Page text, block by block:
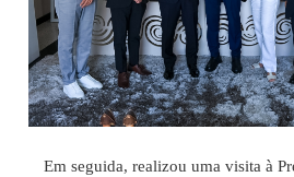
Em seguida, realizou uma visita à